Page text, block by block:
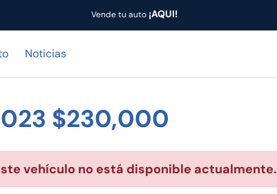
Vende tu auto¡AQUI!
Noticias
$230,000
vehículo no está disponible actualmente.